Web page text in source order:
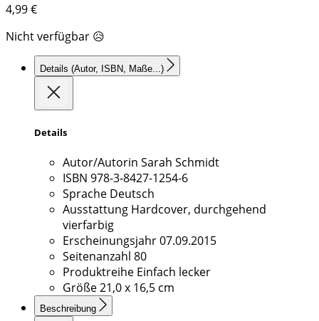
4,99€
Nicht verfügbar 😥
Details (Autor, ISBN, Maße...)
Details
Autor/Autorin Sarah Schmidt
ISBN 978-3-8427-1254-6
Sprache Deutsch
Ausstattung Hardcover, durchgehend
vierfarbig
Erscheinungsjahr07.09.2015
Seitenanzahl 80
Produktreihe Einfach lecker
Größe21,0 x 16,5 cm
Beschreibung